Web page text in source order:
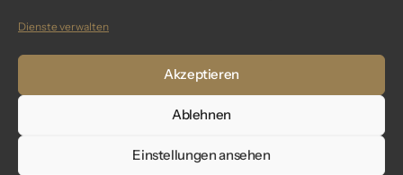
Dienste verwalten
Akzeptieren
Ablehnen
Einstellungen ansehen
Markt 10